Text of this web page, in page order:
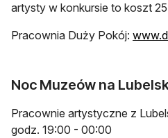
artysty w konkursie to koszt
Pracownia Duży Pokój:
Noc Muzeów na
Pracownie artystyczne z
godz. 19:00 - 00:00